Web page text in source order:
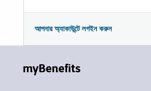
আপনার অ্যাকাউন্টে লগইন করুন
myBenefits